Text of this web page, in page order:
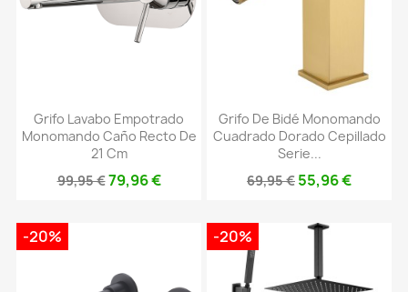
Grifo Lavabo Empotrado
Monomando Caño Recto De
21 Cm
99,95 €79,96 €
Grifo De Bidé Monomando
Cuadrado Dorado Cepillado
Serie...
69,95 € 55,96 €
-20% -20%